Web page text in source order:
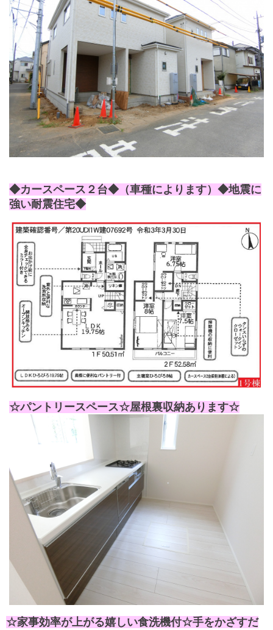
◆カースペース２台◆ （車種によります）◆地震に
強い耐震住宅◆
☆パントリースペース☆屋根裏収納あります☆
☆家事効率が上がる嬉しい食洗機付☆手をかざすだ